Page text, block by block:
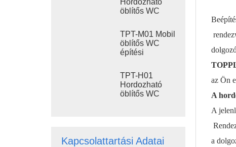
csúszótalpas
hordozható
WC
Hordozható
öblítős WC
Szennyvíztartály
Kültéri
Műanyag WC
TPT-M01 Mobil
öblítős WC
építési
TPT-H01
Hordozható
öblítős WC
Kapcsolattartási Adatai
az Ön
A
A
a